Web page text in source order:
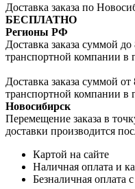
Доставка заказа по
БЕСПЛАТНО
Регионы РФ
Доставка заказа суммой
транспортной компании в
Доставка заказа суммой
транспортной компании в
Новосибирск
Перемещение заказа в
доставки производится
Картой на сайте
Наличная оплата и
Безналичная оплата